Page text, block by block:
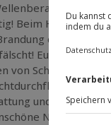
Beim Hausboot
der Ostsee
Euer
von Schleswig
und gleich 2
Natur mit